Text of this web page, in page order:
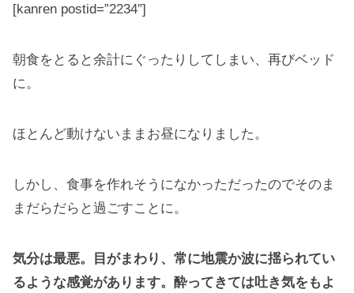
[kanren postid=”2234″]
朝食をとると余計にぐったりしてしまい、再びベッド
に。
ほとんど動けないままお昼になりました。
しかし、食事を作れそうになかっただったのでそのま
まだらだらと過ごすことに。
気分は最悪。目がまわり、常に地震か波に揺られてい
るような感覚があります。酔ってきては吐き気をもよ